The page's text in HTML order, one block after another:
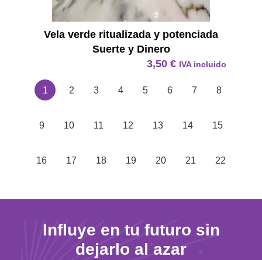
Vela verde ritualizada y potenciada
Suerte y Dinero
3,50 € IVA incluido
1 2 3 4 5 6 7 8
9 10 11 12 13 14 15
16 17 18 19 20 21 22
Influye en tu futuro sin
dejarlo al azar